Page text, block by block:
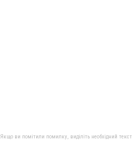
Якщо ви помітили помилку, виділіть необхідний